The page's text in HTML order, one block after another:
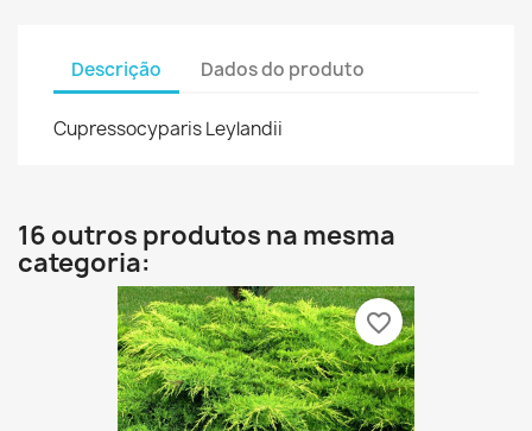
Descrição Dados do produto
Cupressocyparis Leylandii
16 outros produtos na mesma
categoria:
favorite_border